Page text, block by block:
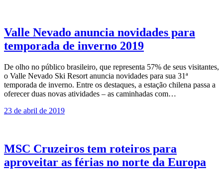
Valle Nevado anuncia novidades para
temporada de inverno 2019
De olho no público brasileiro, que representa 57% de seus visitantes,
o Valle Nevado Ski Resort anuncia novidades para sua 31ª
temporada de inverno. Entre os destaques, a estação chilena passa a
oferecer duas novas atividades – as caminhadas com…
23 de abril de 2019
MSC Cruzeiros tem roteiros para
aproveitar as férias no norte da Europa